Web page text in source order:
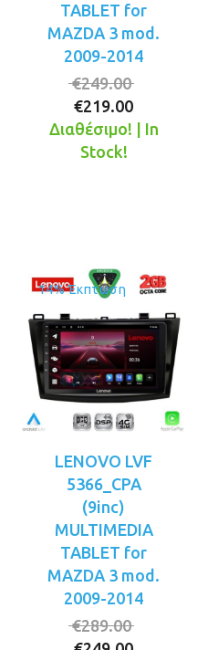
TABLET for
MAZDA 3 mod.
2009-2014
€249.00
was:
€219.00
Διαθέσιμο! | In
Stock!
14% Έκπτωση
LENOVO LVF
5366_CPA
(9inc)
MULTIMEDIA
TABLET for
MAZDA 3 mod.
2009-2014
€289.00